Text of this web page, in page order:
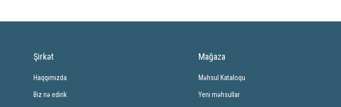
Şirkət
Haqqımızda
Biz nə edirik
Mağaza
Məhsul Kataloqu
Yeni məhsullar